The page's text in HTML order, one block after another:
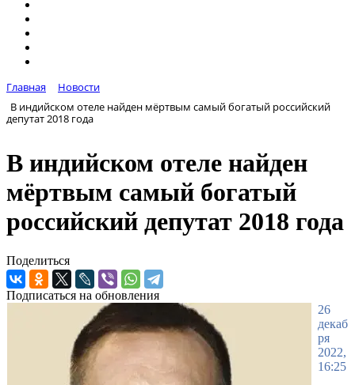
Главная
Новости
В индийском отеле найден мёртвым самый богатый российский
депутат 2018 года
В индийском отеле найден
мёртвым самый богатый
российский депутат 2018 года
Поделиться
Подписаться на обновления
26
декаб
ря
2022,
16:25